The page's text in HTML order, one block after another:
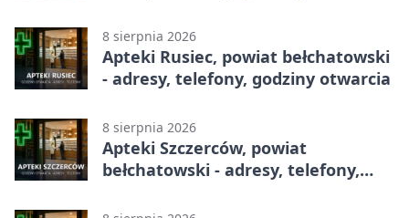
8 sierpnia 2026
Apteki Rusiec, powiat bełchatowski
- adresy, telefony, godziny otwarcia
8 sierpnia 2026
Apteki Szczerców, powiat
bełchatowski - adresy, telefony,